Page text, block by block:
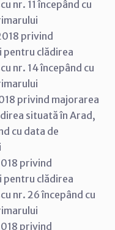
nr. 11 începând cu
privind
pentru clădirea
nr. 14 începând cu
privind majorarea
situată în Arad,
cu data de
privind
pentru clădirea
nr. 26 începând cu
privind